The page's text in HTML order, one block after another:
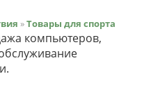
»Товары для спорта
компьютеров,